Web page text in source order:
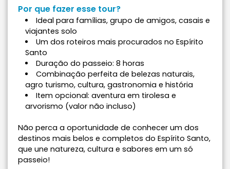
Por que fazer esse tour?
Ideal para famílias, grupo de amigos, casais e
viajantes solo
Um dos roteiros mais procurados no Espírito
Santo
Duração do passeio: 8 horas
Combinação perfeita de belezas naturais,
agro turismo, cultura, gastronomia e história
Item opcional: aventura em tirolesa e
arvorismo (valor não incluso)
Não perca a oportunidade de conhecer um dos
destinos mais belos e completos do Espírito Santo,
que une natureza, cultura e sabores em um só
passeio!